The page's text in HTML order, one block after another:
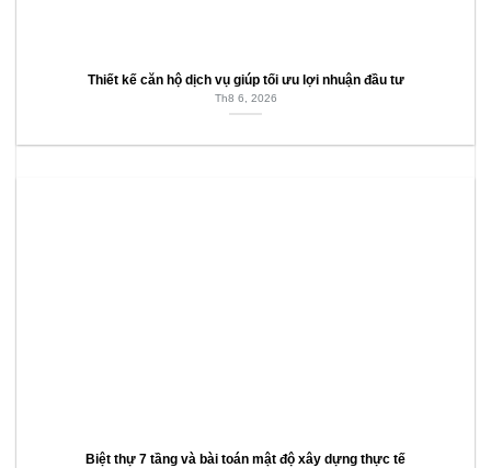
Thiết kế căn hộ dịch vụ giúp tối ưu lợi nhuận đầu tư
Th8 6, 2026
Biệt thự 7 tầng và bài toán mật độ xây dựng thực tế